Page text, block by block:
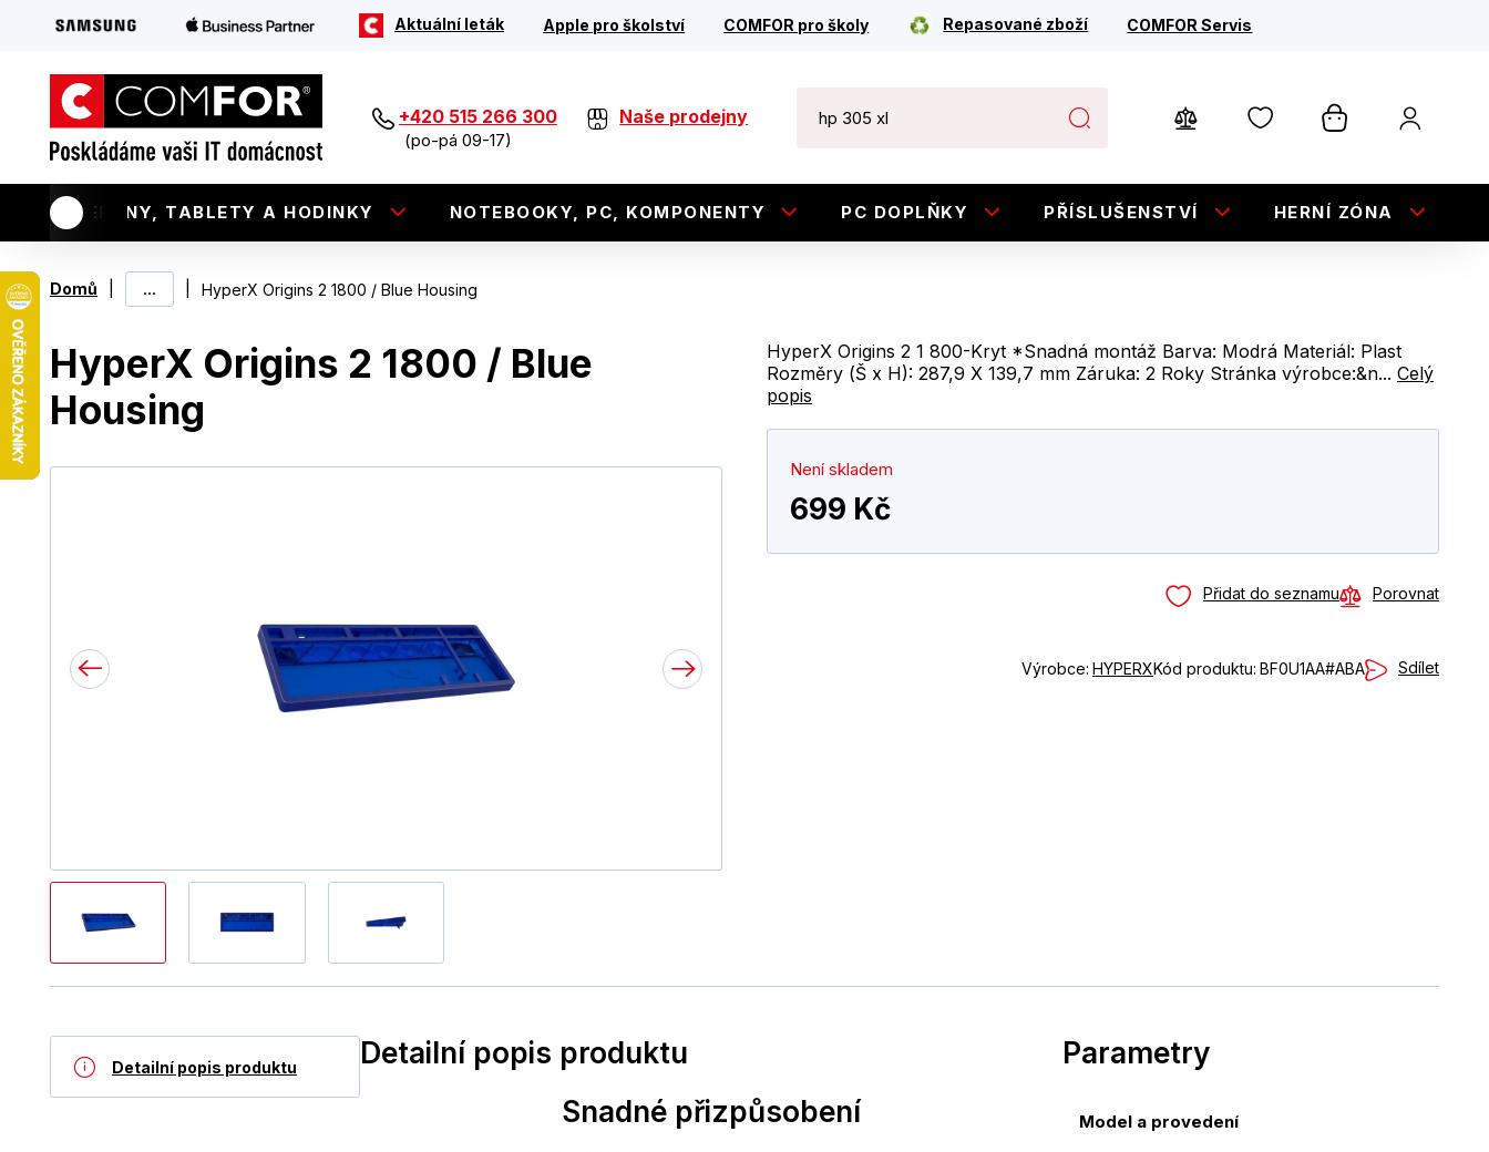
Aktuální leták Apple pro školství COMFOR pro školy Repasované zboží COMFOR Servis
+420 515 266 300
(po-pá 09-17)
Naše prodejny
TELEFONY, TABLETY A HODINKY NOTEBOOKY, PC, KOMPONENTY PC DOPLŇKY PŘÍSLUŠENSTVÍ HERNÍ ZÓNA
Domů ... HyperX Origins 2 1800 / Blue Housing
HyperX Origins 2 1800 / Blue
Housing
HyperX Origins 2 1 800-Kryt *Snadná montáž Barva: Modrá Materiál: Plast
Rozměry (Š x H): 287,9 X 139,7 mm Záruka: 2 Roky Stránka výrobce:&n... Celý
popis
Není skladem
699 Kč
Přidat do seznamu Porovnat
Výrobce: HYPERXKód produktu: BF0U1AA#ABA Sdílet
Detailní popis produktu
Detailní popis produktu
Snadné přizpůsobení
Parametry
Model a provedení